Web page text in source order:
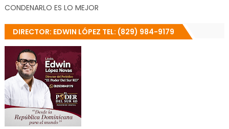
CONDENARLO ES LO MEJOR
DIRECTOR: EDWIN LÓPEZ TEL: (829) 984-9179